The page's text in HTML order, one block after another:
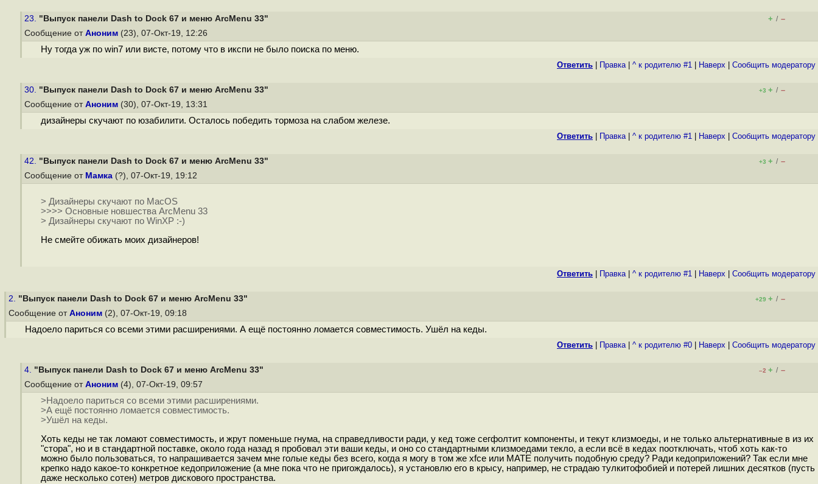
23. "Выпуск панели Dash to Dock 67 и меню ArcMenu 33" + / –
Сообщение от Аноним (23), 07-Окт-19, 12:26
Ну тогда уж по win7 или висте, потому что в икспи не было поиска по меню.
Ответить Правка| ^ к родителю #1 Наверх Cообщить модератору
30. "Выпуск панели Dash to Dock 67 и меню ArcMenu 33" +3 + / –
Сообщение от Аноним (30), 07-Окт-19, 13:31
дизайнеры скучают по юзабилити. Осталось победить тормоза на слабом железе.
Ответить Правка| ^ к родителю #1 Наверх Cообщить модератору
42. "Выпуск панели Dash to Dock 67 и меню ArcMenu 33" +3 + / –
Сообщение от Мамка (?), 07-Окт-19, 19:12
> Дизайнеры скучают по MacOS
>>>> Основные новшеcтва ArcMenu 33
> Дизайнеры скучают по WinXP :-)
Не смейте обижать моих дизайнеров!
Ответить Правка| ^ к родителю #1 Наверх Cообщить модератору
2. "Выпуск панели Dash to Dock 67 и меню ArcMenu 33" +29 + / –
Сообщение от Аноним (2), 07-Окт-19, 09:18
Надоело париться со всеми этими расширениями. А ещё постоянно ломается совместимость. Ушёл на кеды.
Ответить Правка| ^ к родителю #0 Наверх Cообщить модератору
4. "Выпуск панели Dash to Dock 67 и меню ArcMenu 33" –2 + / –
Сообщение от Аноним (4), 07-Окт-19, 09:57
>Надоело париться со всеми этими расширениями.
>А ещё постоянно ломается совместимость.
>Ушёл на кеды.
Хоть кеды не так ломают совместимость, и жрут поменьше гнума, на справедливости ради, у кед тоже сегфолтит компоненты, и текут клизмоеды, и не только альтернативные в из их
"стора", но и в стандартной поставке, около года назад я пробовал эти ваши кеды, и оно со стандартными клизмоедами текло, а если всё в кедах поотключать, чтоб хоть как-то
можно было пользоваться, то напрашивается зачем мне голые кеды без всего, когда я могу в том же xfce или MATE получить подобную среду? Ради кедоприложений? Так если мне
крепко надо какое-то конкретное кедоприложение (а мне пока что не пригождалось), я установлю его в крысу, например, не страдаю тулкитофобией и потерей лишних десятков (пусть
даже несколько сотен) метров дискового пространства.